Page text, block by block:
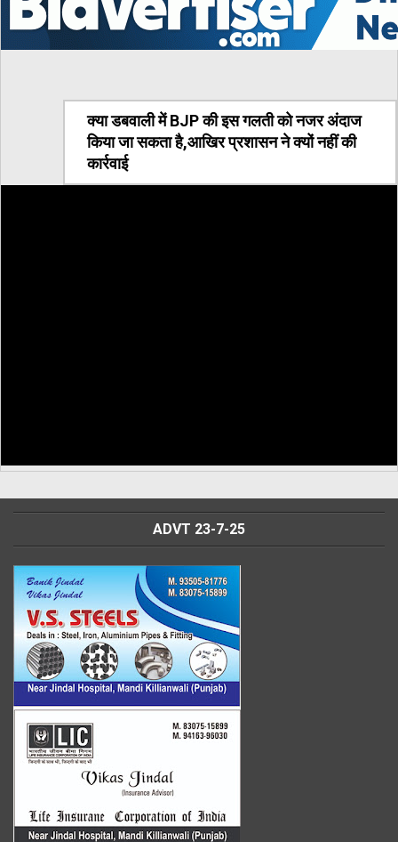
क्या डबवाली में BJP की इस गलती को नजर अंदाज
किया जा सकता है,आखिर प्रशासन ने क्यों नहीं की
कार्रवाई
ADVT 23-7-25